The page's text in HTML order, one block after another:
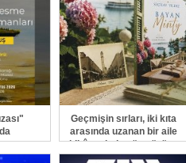
Geçmişin sırları, iki kıta
arasında uzanan bir aile
hikâyesinde gün yüzüne
çıkıyor